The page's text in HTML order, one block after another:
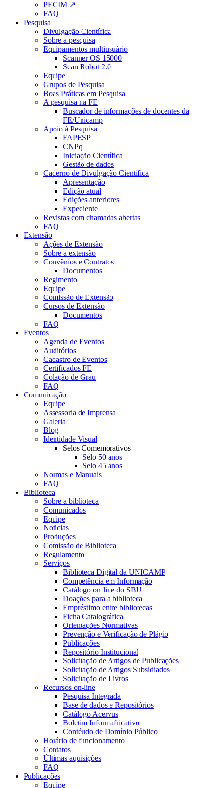
PECIM ↗
FAQ
Pesquisa
Divulgação Científica
Sobre a pesquisa
Equipamentos multiusuário
Scanner OS 15000
Scan Robot 2.0
Equipe
Grupos de Pesquisa
Boas Práticas em Pesquisa
A pesquisa na FE
Buscador de informações de docentes da
FE/Unicamp
Apoio à Pesquisa
FAPESP
CNPq
Iniciação Científica
Gestão de dados
Caderno de Divulgação Científica
Apresentação
Edição atual
Edições anteriores
Expediente
Revistas com chamadas abertas
FAQ
Extensão
Ações de Extensão
Sobre a extensão
Convênios e Contratos
Documentos
Regimento
Equipe
Comissão de Extensão
Cursos de Extensão
Documentos
FAQ
Eventos
Agenda de Eventos
Auditórios
Cadastro de Eventos
Certificados FE
Colação de Grau
FAQ
Comunicação
Equipe
Assessoria de Imprensa
Galeria
Blog
Identidade Visual
Selos Comemorativos
Selo 50 anos
Selo 45 anos
Normas e Manuais
FAQ
Biblioteca
Sobre a biblioteca
Comunicados
Equipe
Notícias
Produções
Comissão de Biblioteca
Regulamento
Serviços
Biblioteca Digital da UNICAMP
Competência em Informação
Catálogo on-line do SBU
Doações para a biblioteca
Empréstimo entre bibliotecas
Ficha Catalográfica
Orientações Normativas
Prevenção e Verificação de Plágio
Publicações
Repositório Institucional
Solicitação de Artigos de Publicações
Solicitação de Artigos Subsidiados
Solicitação de Livros
Recursos on-line
Pesquisa Integrada
Base de dados e Repositórios
Catálogo Acervus
Boletim Informafricativo
Contéudo de Domínio Público
Horário de funcionamento
Contatos
Últimas aquisições
FAQ
Publicações
Equipe